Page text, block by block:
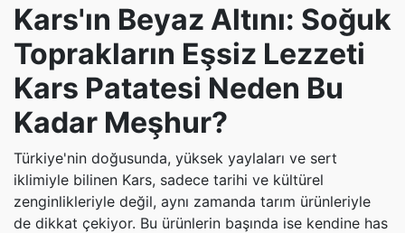
Kars'ın Beyaz Altını: Soğuk
Toprakların Eşsiz Lezzeti
Kars Patatesi Neden Bu
Kadar Meşhur?
Türkiye'nin doğusunda, yüksek yaylaları ve sert
iklimiyle bilinen Kars, sadece tarihi ve kültürel
zenginlikleriyle değil, aynı zamanda tarım ürünleriyle
de dikkat çekiyor. Bu ürünlerin başında ise kendine has